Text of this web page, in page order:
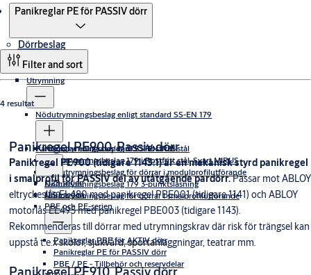
Panikreglar PE för PASSIV dörr
Dörrbeslag
Utrymning
Nödutrymningsbeslag enligt standard SS-EN 179
Nödutrymningsbeslag 179 i Rostfritt stål
Nödutrymningsbeslag 179 i Rostfritt stål, Svart MIRUS
Nödutrymningsbeslag för dörrar i modulprofilutförande
Nödutrymningsbeslag 179 3-punktslåsning
Nödutrymningsbeslag för dörrar i smalprofilutförande
Panikreglar enligt standard SS-EN 1125
1125-serien
1130-serien
PBE och PE-serien
Panikreglar PBE för AKTIV dörr
Panikreglar PE för PASSIV dörr
PBE / PE - Tillbehör och reservdelar
Filter and sort
4 resultat
Panikregel PE900, Passiv dörr
Panikregel PE900 (tidigare 1143:1) är en mekanisk styrd panikregel
i smalprofil för PASSIV del av utåtgående pardörr.Passar mot ABLOY
eltryckeslås EL480 med panikregel PBE001 (tidigare 1141) och ABLOY
motorlås EL495 med panikregel PBE003 (tidigare 1143).
Rekommenderas till dörrar med utrymningskrav där risk för trängsel kan
uppstå t.e.x skolor, sjukvård, sportanläggningar, teatrar mm.
Panikregel PE910, Passiv dörr